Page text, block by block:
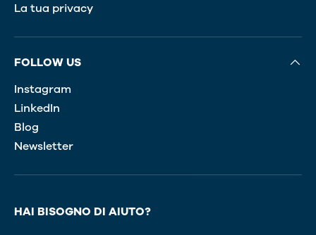
La tua privacy
FOLLOW US
Instagram
LinkedIn
Blog
Newsletter
HAI BISOGNO DI AIUTO?